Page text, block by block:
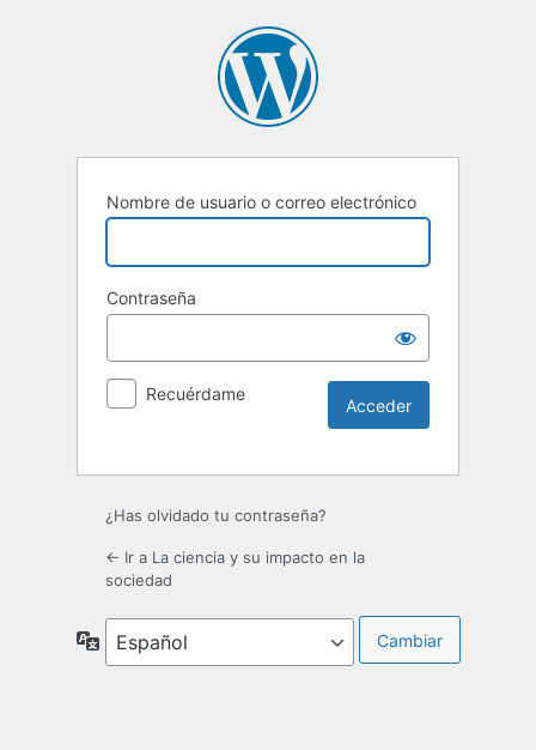
Nombre de usuario o correo electrónico
Contraseña
Recuérdame
¿Has olvidado tu contraseña?
← Ir a La ciencia y su impacto en la
sociedad
Idioma